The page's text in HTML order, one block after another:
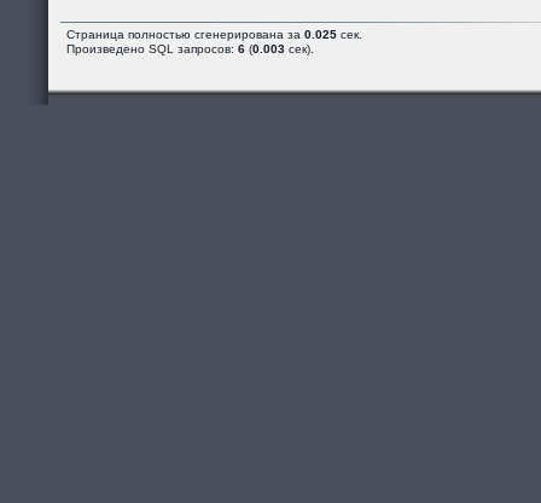
Страница полностью сгенерирована за 0.025 сек.
Произведено SQL запросов: 6 (0.003 сек).